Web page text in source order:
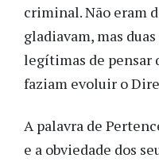
criminal. Não eram
gladiavam, mas
legítimas de pensar
faziam evoluir o
A palavra de
e a obviedade dos